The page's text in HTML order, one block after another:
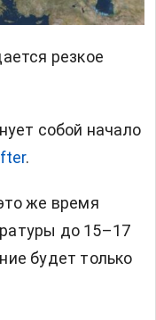
резкое
собой начало
.
же время
до 15–17
будет только